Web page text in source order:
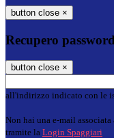
button close ×
Recupero password
button close ×
all'indirizzo indicato con le
Non hai una e-mail
tramite la Login Spaggiari